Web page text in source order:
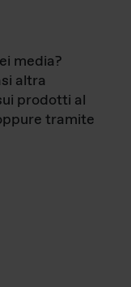
media?
altra
prodotti al
tramite